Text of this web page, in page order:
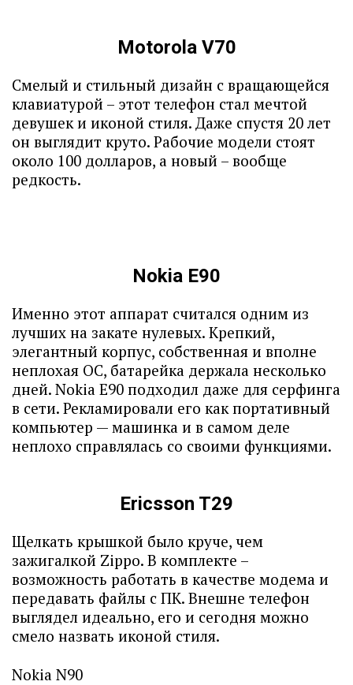
Motorola V70
Смелый и стильный дизайн с вращающейся
клавиатурой – этот телефон стал мечтой
девушек и иконой стиля. Даже спустя 20 лет
он выглядит круто. Рабочие модели стоят
около 100 долларов, а новый – вообще
редкость.
Nokia E90
Именно этот аппарат считался одним из
лучших на закате нулевых. Крепкий,
элегантный корпус, собственная и вполне
неплохая ОС, батарейка держала несколько
дней. Nokia E90 подходил даже для серфинга
в сети. Рекламировали его как портативный
компьютер — машинка и в самом деле
неплохо справлялась со своими функциями.
Ericsson T29
Щелкать крышкой было круче, чем
зажигалкой Zippo. В комплекте –
возможность работать в качестве модема и
передавать файлы с ПК. Внешне телефон
выглядел идеально, его и сегодня можно
смело назвать иконой стиля.
Nokia N90